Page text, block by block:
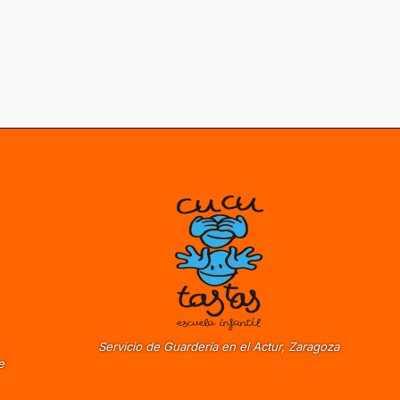
Servicio de Guardería en el Actur, Zaragoza